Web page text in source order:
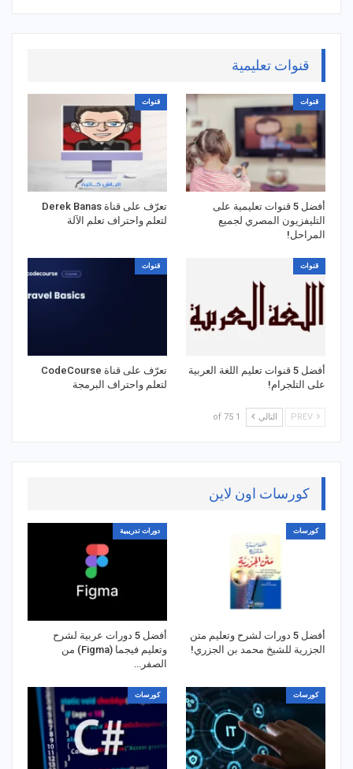
قنوات تعليمية
قنوات
أفضل 5 قنوات تعليمية على
التليفزيون المصري لجميع
المراحل!
قنوات
تعرّف على قناة Derek Banas
لتعلم واحتراف تعلم الآلة
قنوات
أفضل 5 قنوات تعليم اللغة العربية
على التلجرام!
قنوات
تعرّف على قناة CodeCourse
لتعلم واحتراف البرمجة
التالي 1 of 75
كورسات اون لاين
كورسات
أفضل 5 دورات لشرح وتعليم متن
الجزرية للشيخ محمد بن الجزري!
دورات تدريبية
أفضل 5 دورات عربية لشرح
وتعليم فيجما (Figma) من
الصفر…
كورسات كورسات